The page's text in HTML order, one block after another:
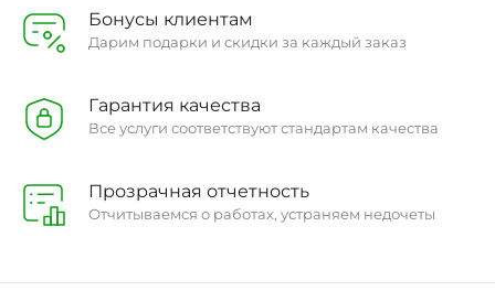
Бонусы клиентам
Дарим подарки и скидки за каждый заказ
Гарантия качества
Все услуги соответствуют стандартам качества
Прозрачная отчетность
Отчитываемся о работах, устраняем недочеты